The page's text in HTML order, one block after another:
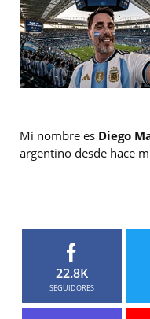
Mi nombre es Diego
argentino desde hace
22.8K
SEGUIDORES